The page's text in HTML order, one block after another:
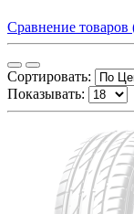
Сравнение товаров
Сортировать:
Показывать: